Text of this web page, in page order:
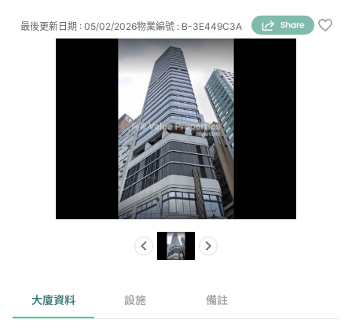
物業編號 : B-3E449C3A
最後更新日期 : 05/02/2026
大廈資料 設施 備註